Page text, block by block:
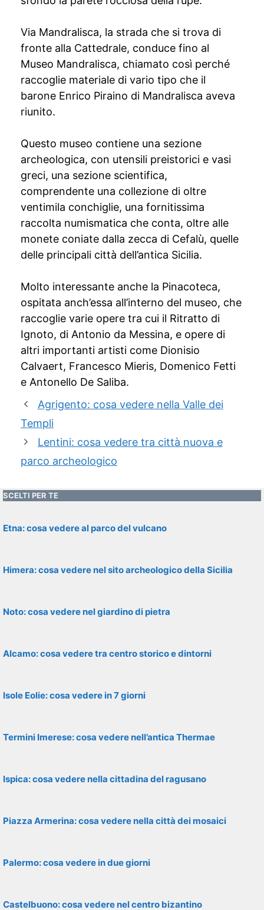
Via Mandralisca, la strada che si trova di
fronte alla Cattedrale, conduce fino al
Museo Mandralisca, chiamato così perché
raccoglie materiale di vario tipo che il
barone Enrico Piraino di Mandralisca aveva
riunito.
Questo museo contiene una sezione
archeologica, con utensili preistorici e vasi
greci, una sezione scientifica,
comprendente una collezione di oltre
ventimila conchiglie, una fornitissima
raccolta numismatica che conta, oltre alle
monete coniate dalla zecca di Cefalù, quelle
delle principali città dell’antica Sicilia.
Molto interessante anche la Pinacoteca,
ospitata anch’essa all’interno del museo, che
raccoglie varie opere tra cui il Ritratto di
Ignoto, di Antonio da Messina, e opere di
altri importanti artisti come Dionisio
Calvaert, Francesco Mieris, Domenico Fetti
e Antonello De Saliba.
Agrigento: cosa vedere nella Valle dei
Templi
Lentini: cosa vedere tra città nuova e
parco archeologico
SCELTI PER TE
Etna: cosa vedere al parco del vulcano
Himera: cosa vedere nel sito archeologico della Sicilia
Noto: cosa vedere nel giardino di pietra
Alcamo: cosa vedere tra centro storico e dintorni
Isole Eolie: cosa vedere in 7 giorni
Termini Imerese: cosa vedere nell’antica Thermae
Ispica: cosa vedere nella cittadina del ragusano
Piazza Armerina: cosa vedere nella città dei mosaici
Palermo: cosa vedere in due giorni
Castelbuono: cosa vedere nel centro bizantino